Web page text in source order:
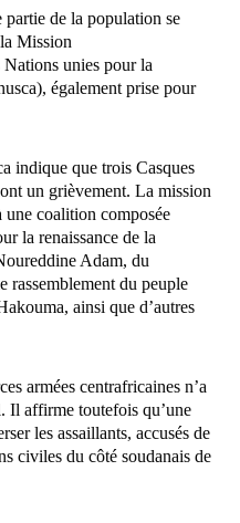
partie de la population se
Mission
unies pour la
également prise pour
indique que trois Casques
un grièvement. La mission
une coalition composée
la renaissance de la
Adam, du
rassemblement du peuple
ainsi que d’autres
armées centrafricaines n’a
Il affirme toutefois qu’une
les assaillants, accusés de
civiles du côté soudanais de